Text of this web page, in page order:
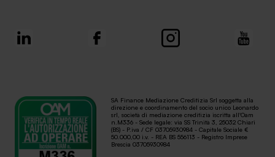
SA Finance Mediazione Creditizia Srl soggetta alla
direzione e coordinamento del socio unico Leonardo
srl, società di mediazione creditizia iscritta all'Oam
n.M336 - Sede legale: via SS Trinità 3, 25032 Chiari
(BS) - P.iva / CF 03705930984 - Capitale Sociale €
50.000,00 i.v. - REA BS 556113 - Registro Imprese
Brescia 03705930984